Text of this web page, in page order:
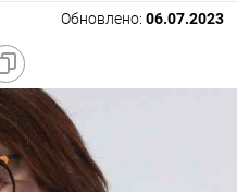
Обновлено: 06.07.2023